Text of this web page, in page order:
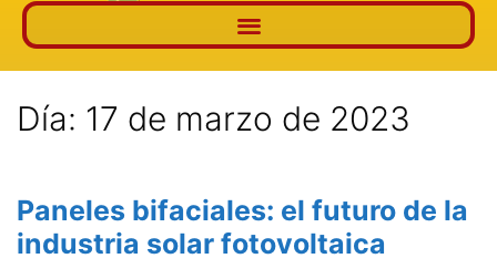
Día: 17 de marzo de 2023
Paneles bifaciales: el futuro de la
industria solar fotovoltaica